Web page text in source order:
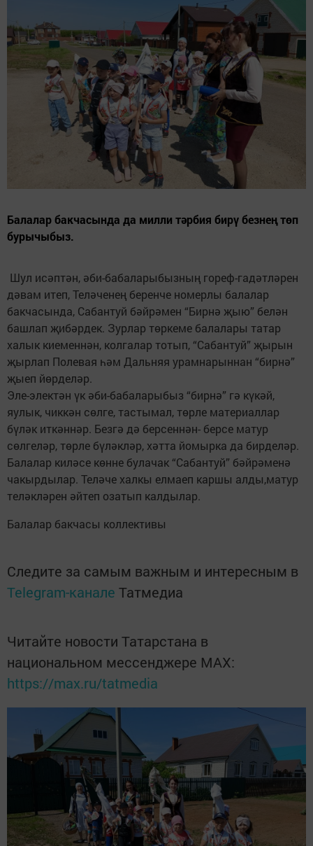
Балалар бакчасында да милли тәрбия бирү безнең төп
бурычыбыз.
Шул исәптән, әби-бабаларыбызның гореф-гадәтләрен
дәвам итеп, Теләченең беренче номерлы балалар
бакчасында, Сабантуй бәйрәмен “Бирнә җыю” белән
башлап җибәрдек. Зурлар төркеме балалары татар
халык киеменнән, колгалар тотып, “Сабантуй” җырын
җырлап Полевая һәм Дальняя урамнарыннан “бирнә”
җыеп йөрделәр.
Эле-электән үк әби-бабаларыбыз “бирнә” гә күкәй,
яулык, чиккән сөлге, тастымал, төрле материаллар
бүләк иткәннәр. Безгә дә берсеннән- берсе матур
сөлгеләр, төрле бүләкләр, хәтта йомырка да бирделәр.
Балалар киләсе көнне булачак “Сабантуй” бәйрәменә
чакырдылар. Теләче халкы елмаеп каршы алды,матур
теләкләрен әйтеп озатып калдылар.
Балалар бакчасы коллективы
Следите за самым важным и интересным в
Telegram-канале Татмедиа
Читайте новости Татарстана в
национальном мессенджере MАХ:
https://max.ru/tatmedia